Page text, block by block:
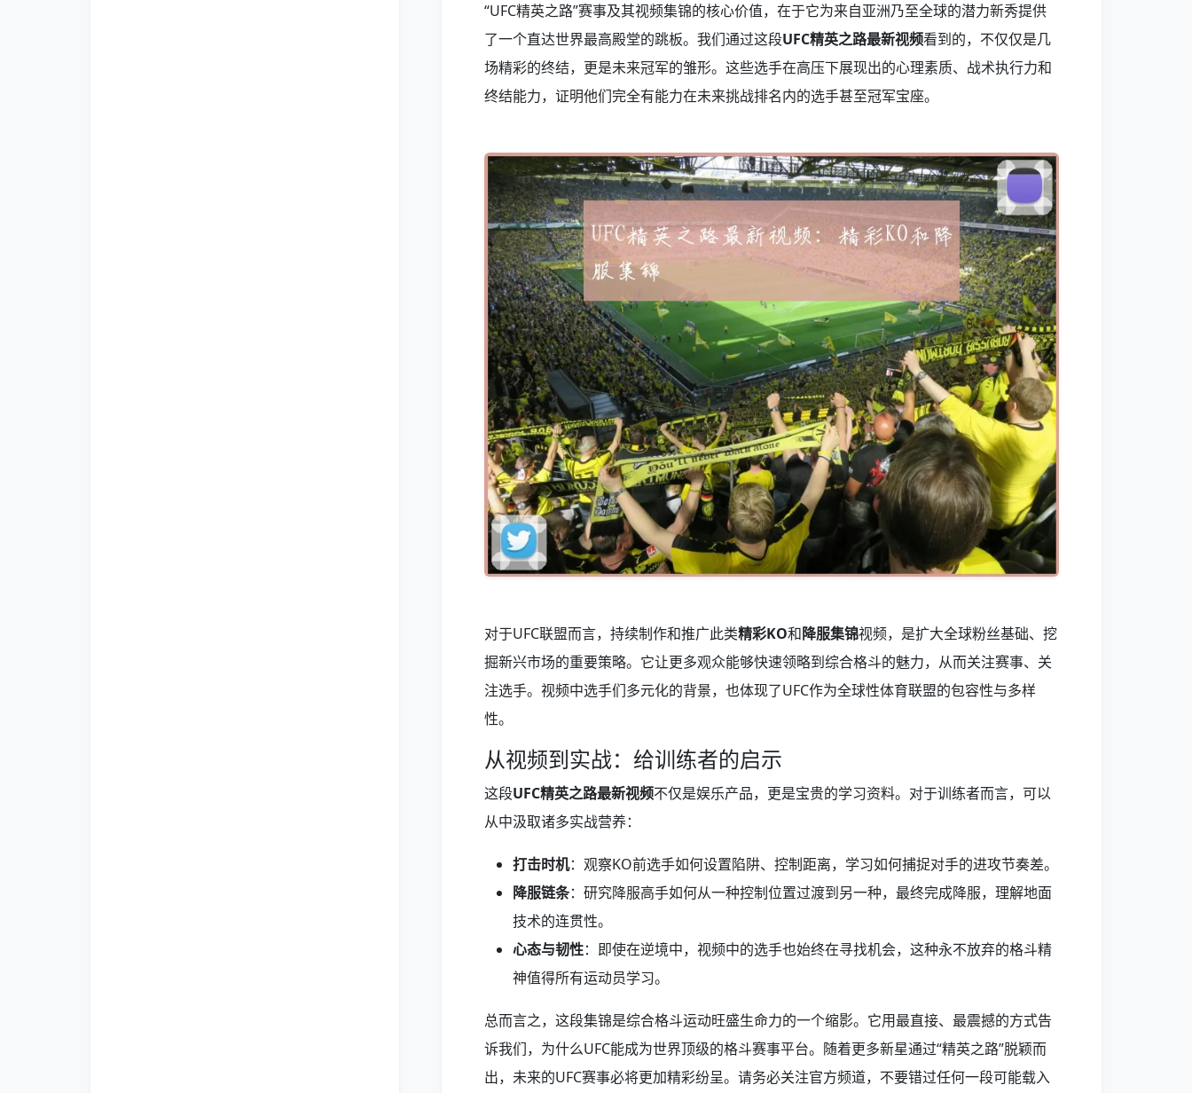
“UFC精英之路”赛事及其视频集锦的核心价值，在于它为来自亚洲乃至全球的潜力新秀提供
了一个直达世界最高殿堂的跳板。我们通过这段UFC精英之路最新视频看到的，不仅仅是几
场精彩的终结，更是未来冠军的雏形。这些选手在高压下展现出的心理素质、战术执行力和
终结能力，证明他们完全有能力在未来挑战排名内的选手甚至冠军宝座。
对于UFC联盟而言，持续制作和推广此类精彩KO和降服集锦视频，是扩大全球粉丝基础、挖
掘新兴市场的重要策略。它让更多观众能够快速领略到综合格斗的魅力，从而关注赛事、关
注选手。视频中选手们多元化的背景，也体现了UFC作为全球性体育联盟的包容性与多样
性。
从视频到实战：给训练者的启示
这段UFC精英之路最新视频不仅是娱乐产品，更是宝贵的学习资料。对于训练者而言，可以
从中汲取诸多实战营养：
打击时机：观察KO前选手如何设置陷阱、控制距离，学习如何捕捉对手的进攻节奏差。
降服链条：研究降服高手如何从一种控制位置过渡到另一种，最终完成降服，理解地面
技术的连贯性。
心态与韧性：即使在逆境中，视频中的选手也始终在寻找机会，这种永不放弃的格斗精
神值得所有运动员学习。
总而言之，这段集锦是综合格斗运动旺盛生命力的一个缩影。它用最直接、最震撼的方式告
诉我们，为什么UFC能成为世界顶级的格斗赛事平台。随着更多新星通过“精英之路”脱颖而
出，未来的UFC赛事必将更加精彩纷呈。请务必关注官方频道，不要错过任何一段可能载入